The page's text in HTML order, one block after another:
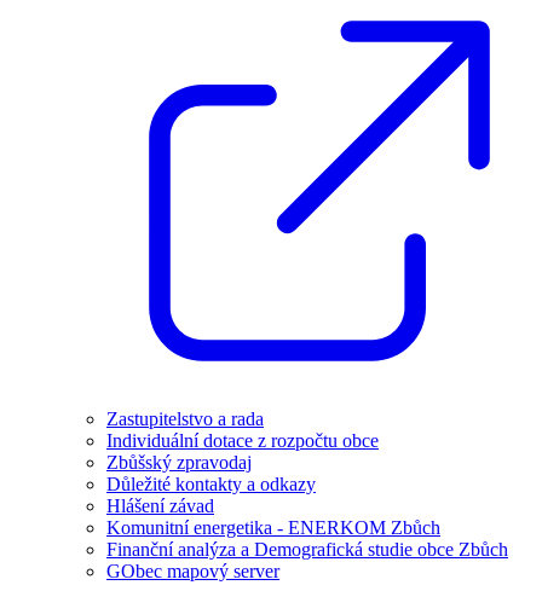
Zastupitelstvo a rada
Individuální dotace z rozpočtu obce
Zbůšský zpravodaj
Důležité kontakty a odkazy
Hlášení závad
Komunitní energetika - ENERKOM Zbůch
Finanční analýza a Demografická studie obce Zbůch
GObec mapový server